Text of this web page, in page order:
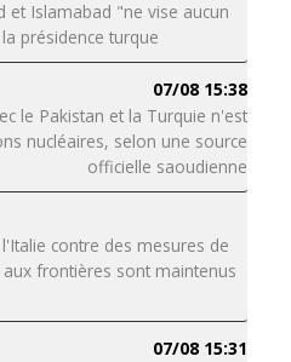
et Islamabad "ne vise aucun
présidence turque
07/08 15:38
le Pakistan et la Turquie n'est
nucléaires, selon une source
officielle saoudienne
contre des mesures de
frontières sont maintenus
07/08 15:31